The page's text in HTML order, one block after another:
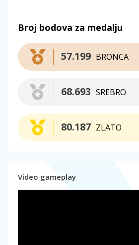
Broj bodova za medalju
BRONCA
57.199
SREBRO
68.693
ZLATO
80.187
Video gameplay